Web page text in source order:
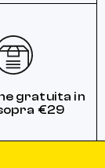
gratuita in
€29